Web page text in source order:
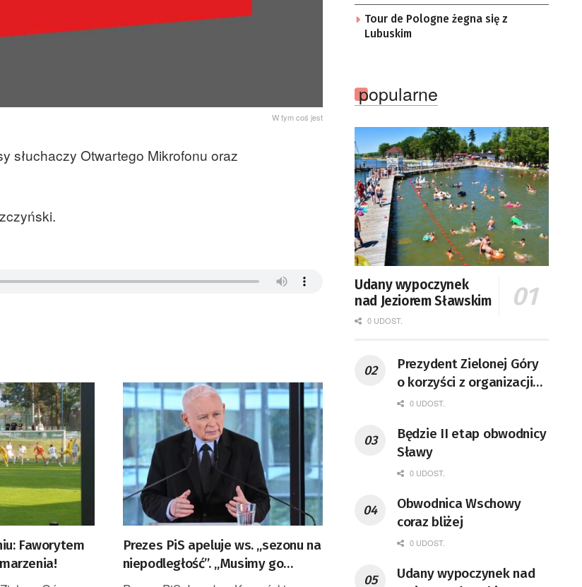
W tym coś jest
słuchaczy Otwartego Mikrofonu oraz
Faworytem
Prezes PiS apeluje ws. „sezonu na
niepodległość”. „Musimy go
wykorzystać”
Tour de Pologne żegna się z
Lubuskim
popularne
Udany wypoczynek
nad Jeziorem Sławskim
0 UDOST.
Prezydent Zielonej Góry
o korzyści z organizacji
mety Tour de Pologne
0 UDOST.
Będzie II etap obwodnicy
Sławy
0 UDOST.
Obwodnica Wschowy
coraz bliżej
0 UDOST.
Udany wypoczynek nad